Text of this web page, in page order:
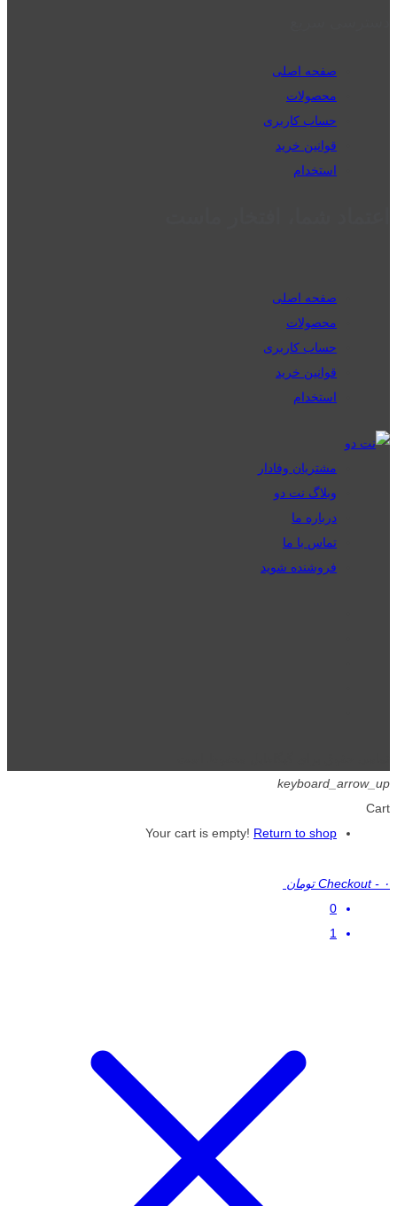
صفحه اصلی
محصولات
حساب کاربری
قوانین خرید
استخدام
صفحه اصلی
محصولات
حساب کاربری
قوانین خرید
استخدام
مشتریان وفادار
وبلاگ نت دو
درباره ما
تماس با ما
فروشنده شوید
keyboard_arrow_up
Cart
Your cart is empty! Return to shop
Checkout - ۰ تومان
0
1